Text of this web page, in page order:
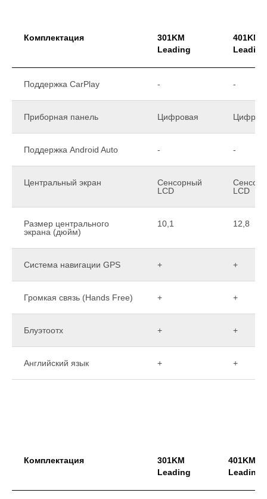
Комплектация
301KM
Leading
401KM
Leading
Поддержка CarPlay - -
Приборная панель Цифровая
Поддержка Android Auto - -
Центральный экран
Сенсорный
LCD
LCD
Размер центрального
экрана (дюйм)
10,1 12,8
Система навигации GPS + +
Громкая связь (Hands Free) + +
Блуэтоотх + +
Английский язык + +
Комплектация
301KM
Leading
401KM
Leading